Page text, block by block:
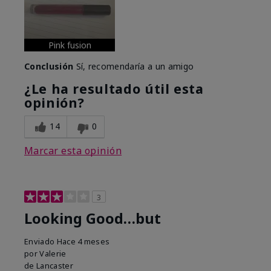
Pink fusion
Conclusión Sí, recomendaría a un amigo
¿Le ha resultado útil esta
opinión?
14 0
Marcar esta opinión
3
Looking Good…but
Enviado Hace 4 meses
porValerie
de Lancaster